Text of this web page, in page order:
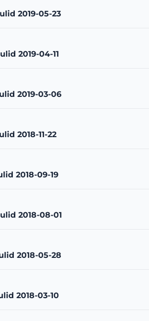
2019-05-23
2019-04-11
2019-03-06
2018-11-22
2018-09-19
2018-08-01
2018-05-28
2018-03-10